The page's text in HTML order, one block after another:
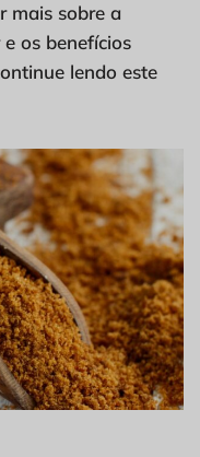
mais sobre a
os benefícios
lendo este